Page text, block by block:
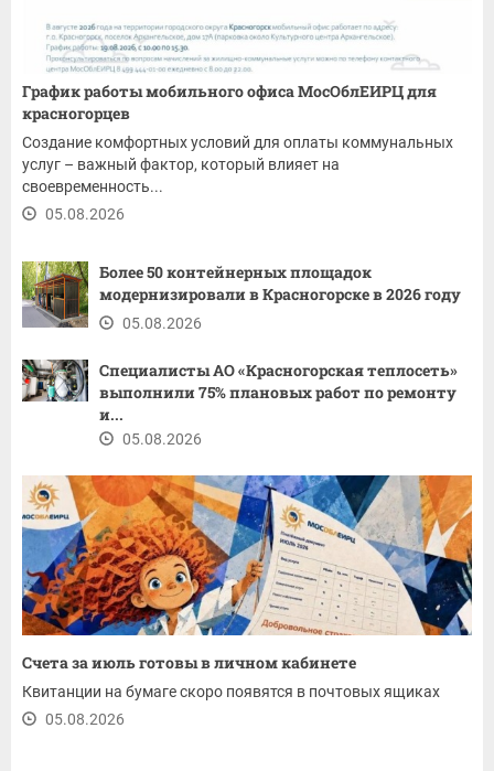
График работы мобильного офиса МосОблЕИРЦ для
красногорцев
Создание комфортных условий для оплаты коммунальных
услуг – важный фактор, который влияет на
своевременность...
05.08.2026
Более 50 контейнерных площадок
модернизировали в Красногорске в 2026 году
05.08.2026
Специалисты АО «Красногорская теплосеть»
выполнили 75% плановых работ по ремонту
и...
05.08.2026
Счета за июль готовы в личном кабинете
Квитанции на бумаге скоро появятся в почтовых ящиках
05.08.2026